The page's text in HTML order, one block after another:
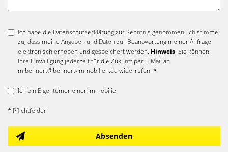
Ich habe die Datenschutzerklärungzur Kenntnis genommen. Ich stimme
zu, dass meine Angaben und Daten zur Beantwortung meiner Anfrage
elektronisch erhoben und gespeichert werden. Hinweis: Sie können
Ihre Einwilligung jederzeit für die Zukunft per E-Mail an
m.behnert@behnert-immobilien.de widerrufen. *
Ich bin Eigentümer einer Immobilie.
* Pflichtfelder
Absenden